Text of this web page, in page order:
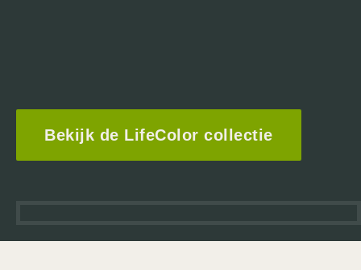
Bekijk de LifeColor collectie